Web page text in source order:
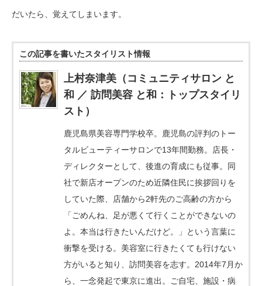
だいたら、覚えてしまいます。
この記事を書いたスタイリスト情報
上村奈津美（コミュニティサロン と
和 ／ 訪問美容 と和：トップスタイリ
スト）
鹿児島県美容専門学校卒。鹿児島の評判のトー
タルビューティーサロンで13年間勤務。店長・
ディレクターとして、後進の育成にも従事。同
社で新店オープンのため近隣住民に挨拶回りを
していた際、店舗から2軒先のご高齢の方から
「ごめんね、足が悪くて行くことができないの
よ。本当は行きたいんだけど。」という言葉に
衝撃を受ける。美容室に行きたくても行けない
方がいると知り、訪問美容を志す。2014年7月か
ら、一念発起で東京に進出。ご自宅、施設・病